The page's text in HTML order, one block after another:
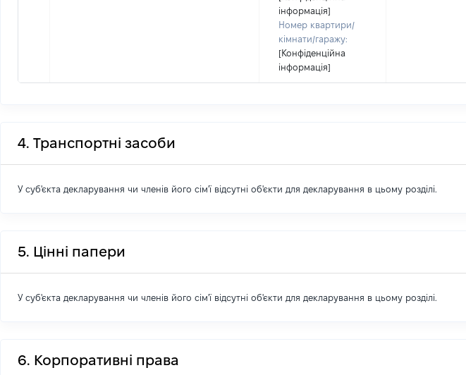
інформація]
Номер квартири/
кімнати/гаражу:
[Конфіденційна
інформація]
4. Транспортні засоби
У суб'єкта декларування чи членів його сім'ї відсутні об'єкти для декларування в цьому розділі.
5. Цінні папери
У суб'єкта декларування чи членів його сім'ї відсутні об'єкти для декларування в цьому розділі.
6. Корпоративні права